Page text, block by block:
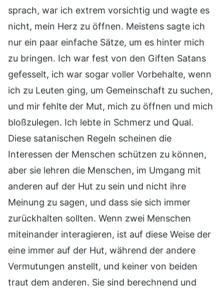
sprach, war ich extrem vorsichtig und wagte es
nicht, mein Herz zu öffnen. Meistens sagte ich
nur ein paar einfache Sätze, um es hinter mich
zu bringen. Ich war fest von den Giften Satans
gefesselt, ich war sogar voller Vorbehalte, wenn
ich zu Leuten ging, um Gemeinschaft zu suchen,
und mir fehlte der Mut, mich zu öffnen und mich
bloßzulegen. Ich lebte in Schmerz und Qual.
Diese satanischen Regeln scheinen die
Interessen der Menschen schützen zu können,
aber sie lehren die Menschen, im Umgang mit
anderen auf der Hut zu sein und nicht ihre
Meinung zu sagen, und dass sie sich immer
zurückhalten sollten. Wenn zwei Menschen
miteinander interagieren, ist auf diese Weise der
eine immer auf der Hut, während der andere
Vermutungen anstellt, und keiner von beiden
traut dem anderen. Sie sind berechnend und